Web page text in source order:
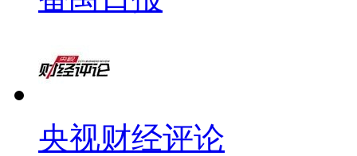
央视财经评论